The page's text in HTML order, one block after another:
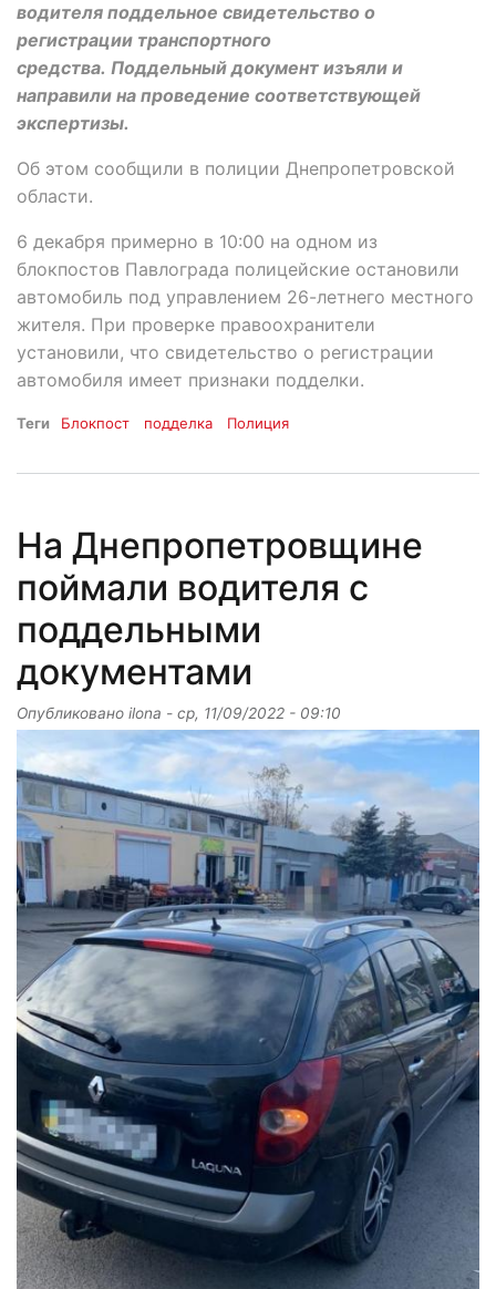
водителя поддельное свидетельство о
регистрации транспортного
средства. Поддельный документ изъяли и
направили на проведение соответствующей
экспертизы.
Об этом сообщили в полиции Днепропетровской
области.
6 декабря примерно в 10:00 на одном из
блокпостов Павлограда полицейские остановили
автомобиль под управлением 26-летнего местного
жителя. При проверке правоохранители
установили, что свидетельство о регистрации
автомобиля имеет признаки подделки.
Теги Блокпост подделка Полиция
На Днепропетровщине
поймали водителя с
поддельными
документами
Опубликовано ilona - ср, 11/09/2022 - 09:10